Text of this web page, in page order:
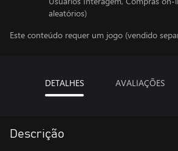
aleatórios)
Este conteúdo requer um jogo (vendido
DETALHES AVALIAÇÕES
Descrição